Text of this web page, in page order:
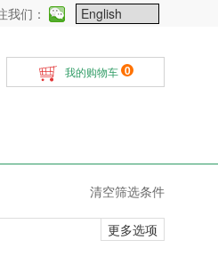
我们：
我的购物车 0
清空筛选条件
更多选项